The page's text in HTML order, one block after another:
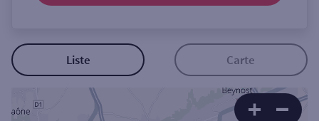
Coffre-fort
Liste Carte